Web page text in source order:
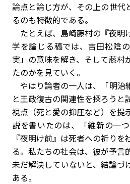
論点と論じ方が、その上の世代
るのも特徴的である。
たとえば、島崎藤村の『夜明
学を論じる稿では、吉田松陰
実」の意味を解き、そして藤村
たのかを見ていく。
やはり論者の一人は、「明治
と王政復古の関連性を探ろうと
視点（死と愛の抑圧など）を提
説を書いたのは、「維新の一
『夜明け前』は死者への祈り
る。私たちの社会は、彼が予言
未だ解決していないと、結論づ
ある。